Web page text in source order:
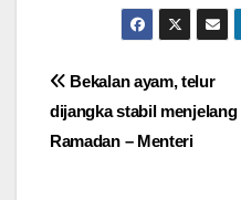
Post
navigation
Bekalan ayam, telur
dijangka stabil menjelang
Ramadan – Menteri